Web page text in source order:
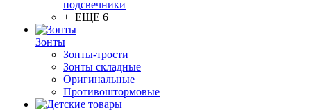
подсвечники
+ ЕЩЕ 6
Зонты
Зонты-трости
Зонты складные
Оригинальные
Противоштормовые